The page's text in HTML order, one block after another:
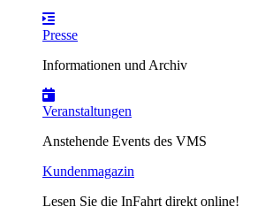
Presse
Informationen und Archiv
Veranstaltungen
Anstehende Events des VMS
Kundenmagazin
Lesen Sie die InFahrt direkt online!